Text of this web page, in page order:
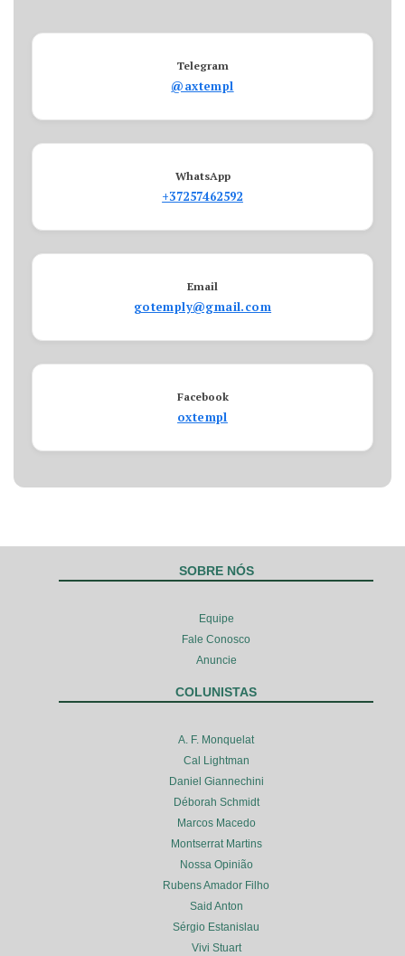
Telegram
@axtempl
WhatsApp
+37257462592
Email
gotemply@gmail.com
Facebook
oxtempl
SOBRE NÓS
Equipe
Fale Conosco
Anuncie
COLUNISTAS
A. F. Monquelat
Cal Lightman
Daniel Giannechini
Déborah Schmidt
Marcos Macedo
Montserrat Martins
Nossa Opinião
Rubens Amador Filho
Said Anton
Sérgio Estanislau
Vivi Stuart